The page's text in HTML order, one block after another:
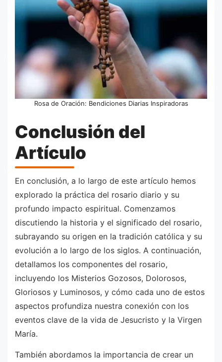
Rosa de Oración: Bendiciones Diarias Inspiradoras
Conclusión del
Artículo
En conclusión, a lo largo de este artículo hemos
explorado la práctica del rosario diario y su
profundo impacto espiritual. Comenzamos
discutiendo la historia y el significado del rosario,
subrayando su origen en la tradición católica y su
evolución a lo largo de los siglos. A continuación,
detallamos los componentes del rosario,
incluyendo los Misterios Gozosos, Dolorosos,
Gloriosos y Luminosos, y cómo cada uno de estos
aspectos profundiza nuestra conexión con los
eventos clave de la vida de Jesucristo y la Virgen
María.
También abordamos la importancia de crear un